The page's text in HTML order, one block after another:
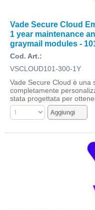
Vade Secure Cloud
1 year maintenance
graymail modules -
Cod. Art.:
VSCLOUD101-300-1Y
Vade Secure Cloud è una
completamente
stata progettata per